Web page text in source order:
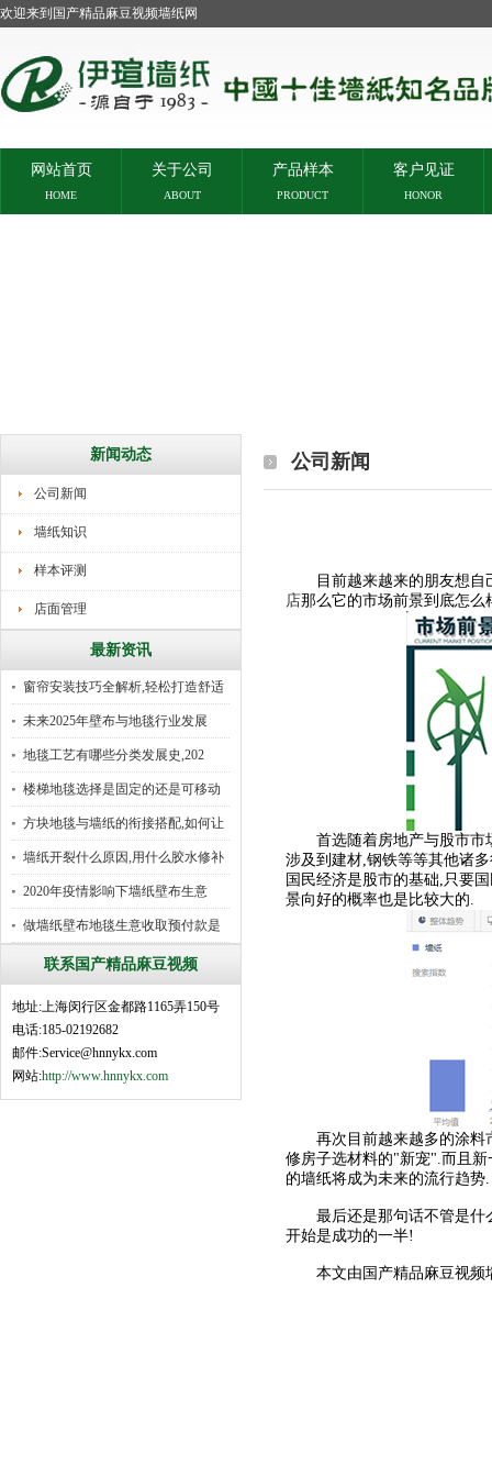
欢迎来到国产精品麻豆视频墙纸网
网站首页
HOME
关于公司
ABOUT
产品样本
PRODUCT
客户见证
HONOR
新闻动态
公司新闻
墙纸知识
样本评测
店面管理
最新资讯
窗帘安装技巧全解析,轻松打造舒适
未来2025年壁布与地毯行业发展
地毯工艺有哪些分类发展史,202
楼梯地毯选择是固定的还是可移动
好
方块地毯与墙纸的衔接搭配,如何让
墙纸开裂什么原因,用什么胶水修补
2020年疫情影响下墙纸壁布生意
做墙纸壁布地毯生意收取预付款是
联系国产精品麻豆视频
地址:上海闵行区金都路1165弄150号
电话:185-02192682
邮件:Service@hnnykx.com
网站:http://www.hnnykx.com
公司新闻
目前越来越来的朋友想自己
店那么它的市场前景到底怎么
首选随着房地产与股市市场
涉及到建材,钢铁等等其他诸
国民经济是股市的基础,只要
景向好的概率也是比较大的.
再次目前越来越多的涂料市
修房子选材料的"新宠".而且新一
的墙纸将成为未来的流行趋势.
最后还是那句话不管是什么
开始是成功的一半!
本文由国产精品麻豆视频